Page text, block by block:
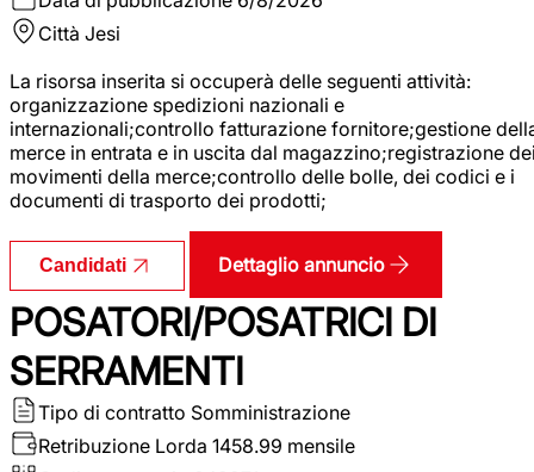
Città Jesi
La risorsa inserita si occuperà delle seguenti attività:
organizzazione spedizioni nazionali e
internazionali;controllo fatturazione fornitore;gestione
merce in entrata e in uscita dal magazzino;registrazione
movimenti della merce;controllo delle bolle, dei codici e i
documenti di trasporto dei prodotti;
Candidati Dettaglio annuncio
POSATORI/POSATRICI DI
SERRAMENTI
Tipo di contratto Somministrazione
Retribuzione Lorda 1458.99 mensile